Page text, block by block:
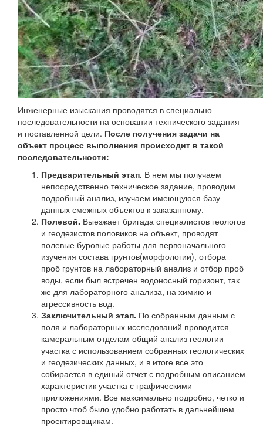
Инженерные изыскания проводятся в специально
последовательности на основании технического задания
и поставленной цели. После получения задачи на
объект процесс выполнения происходит в такой
последовательности:
Предварительный этап. В нем мы получаем
непосредственно техническое задание, проводим
подробный анализ, изучаем имеющуюся базу
данных смежных объектов к заказанному.
Полевой. Выезжает бригада специалистов геологов
и геодезистов половиков на объект, проводят
полевые буровые работы для первоначального
изучения состава грунтов(морфологии), отбора
проб грунтов на лабораторный анализ и отбор проб
воды, если был встречен водоносный горизонт, так
же для лабораторного анализа, на химию и
агрессивность вод.
Заключительный этап. По собранным данным с
поля и лабораторных исследований проводится
камеральным отделам общий анализ геологии
участка с использованием собранных геологических
и геодезических данных, и в итоге все это
собирается в единый отчет с подробным описанием
характеристик участка с графическими
приложениями. Все максимально подробно, четко и
просто чтоб было удобно работать в дальнейшем
проектировщикам.